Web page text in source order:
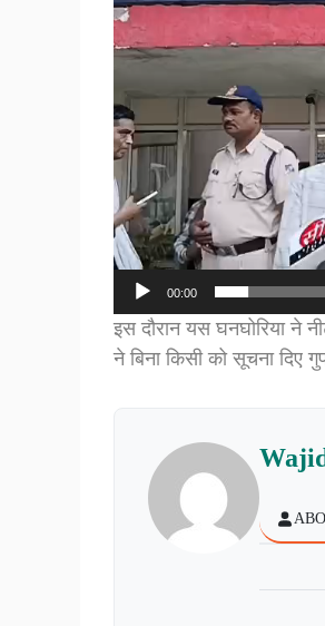
00:00
इस दौरान यस घनघोरिया ने
ने बिना किसी को सूचना दिए